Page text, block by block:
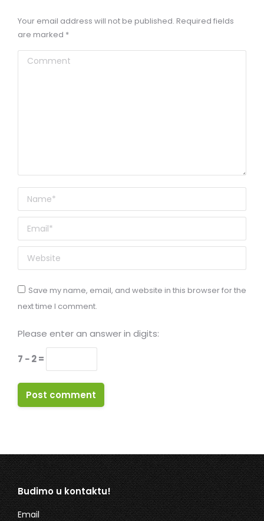
Your email address will not be published. Required fields
are marked *
Comment
Name *
Email *
Website
Save my name, email, and website in this browser for the
next time I comment.
Please enter an answer in digits:
7 − 2 =
Post comment
Budimo u kontaktu!
Email